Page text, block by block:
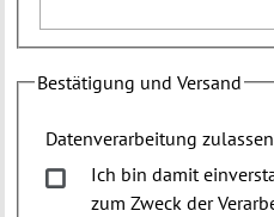
Bestätigung und Versand
Datenverarbeitung zulassen
Ich bin damit
zum Zweck der